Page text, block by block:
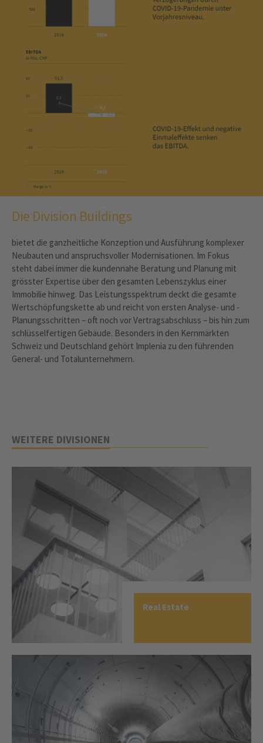
Die Division Buildings
bietet die ganzheitliche Konzeption und Ausführung komplexer
Neubauten und ­anspruchsvoller Modernisationen. Im Fokus
steht dabei immer die kundennahe Beratung und Planung mit
grösster Expertise über den gesamten Lebens­zyklus einer
Immobilie hinweg. Das Leistungsspektrum deckt die gesamte
Wertschöpfungskette ab und reicht von ersten Analyse- und ­
Planungsschritten – oft noch vor Vertragsabschluss – bis hin zum
schlüsselfertigen Gebäude. Besonders in den Kernmärkten
Schweiz und Deutschland gehört ­­Implenia zu den führenden
General- und Totalunternehmern.
WEITERE DIVISIONEN
Real Estate